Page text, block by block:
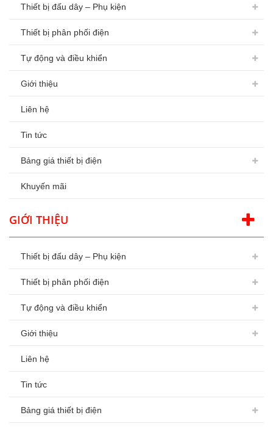
Thiết bị đấu dây – Phụ kiện
Thiết bị phân phối điện
Tự động và điều khiển
Giới thiệu
Liên hệ
Tin tức
Bảng giá thiết bị điện
Khuyến mãi
GIỚI THIỆU
Thiết bị đấu dây – Phụ kiện
Thiết bị phân phối điện
Tự động và điều khiển
Giới thiệu
Liên hệ
Tin tức
Bảng giá thiết bị điện